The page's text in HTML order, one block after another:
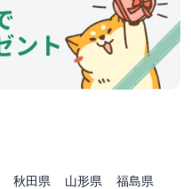
秋田県 山形県
福島県